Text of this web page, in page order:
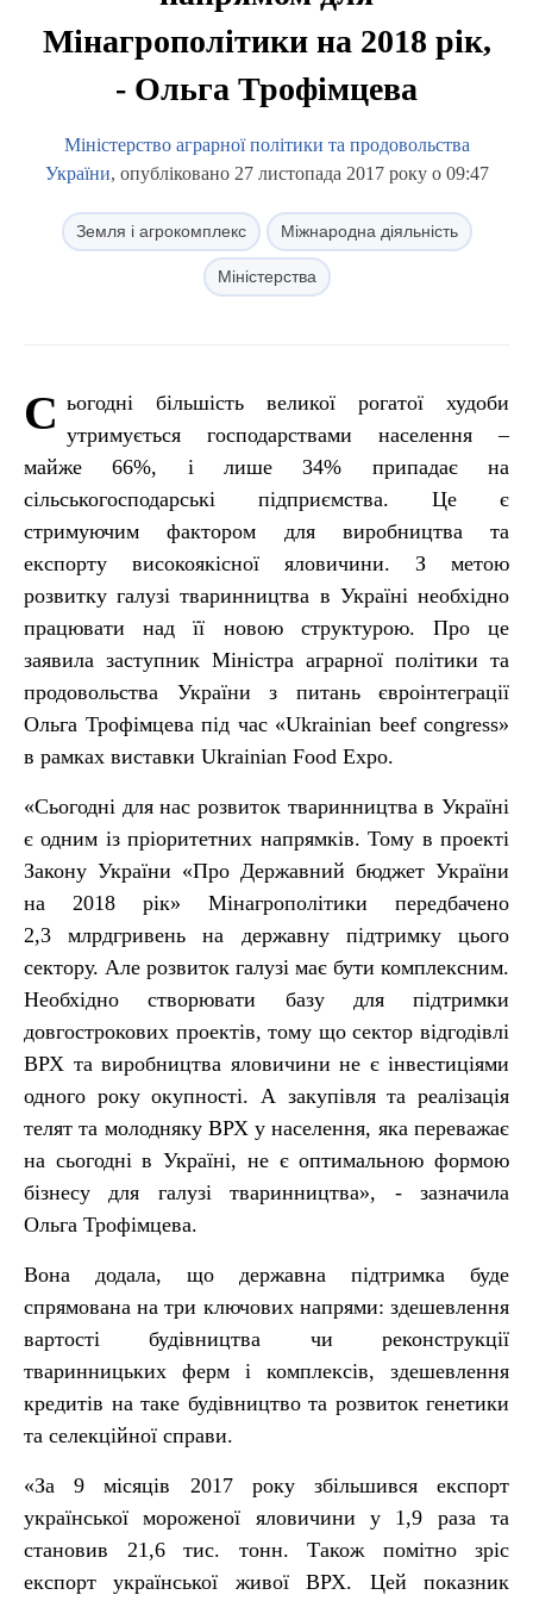
Мінагрополітики на 2018 рік,
- Ольга Трофімцева
Міністерство аграрної політики та продовольства
України, опубліковано 27 листопада 2017 року о 09:47
Земля і агрокомплекс Міжнародна діяльність
Міністерства
С ьогодні більшість великої рогатої худоби
утримується господарствами населення –
майже 66%, і лише 34% припадає на
сільськогосподарські підприємства. Це є
стримуючим фактором для виробництва та
експорту високоякісної яловичини. З метою
розвитку галузі тваринництва в Україні необхідно
працювати над її новою структурою. Про це
заявила заступник Міністра аграрної політики та
продовольства України з питань євроінтеграції
Ольга Трофімцева під час «Ukrainian beef congress»
в рамках виставки Ukrainian Food Expo.
«Сьогодні для нас розвиток тваринництва в Україні
є одним із пріоритетних напрямків. Тому в проекті
Закону України «Про Державний бюджет України
на 2018 рік» Мінагрополітики передбачено
2,3 млрдгривень на державну підтримку цього
сектору. Але розвиток галузі має бути комплексним.
Необхідно створювати базу для підтримки
довгострокових проектів, тому що сектор відгодівлі
ВРХ та виробництва яловичини не є інвестиціями
одного року окупності. А закупівля та реалізація
телят та молодняку ВРХ у населення, яка переважає
на сьогодні в Україні, не є оптимальною формою
бізнесу для галузі тваринництва», - зазначила
Ольга Трофімцева.
Вона додала, що державна підтримка буде
спрямована на три ключових напрями: здешевлення
вартості будівництва чи реконструкції
тваринницьких ферм і комплексів, здешевлення
кредитів на таке будівництво та розвиток генетики
та селекційної справи.
«За 9 місяців 2017 року збільшився експорт
української мороженої яловичини у 1,9 раза та
становив 21,6 тис. тонн. Також помітно зріс
експорт української живої ВРХ. Цей показник